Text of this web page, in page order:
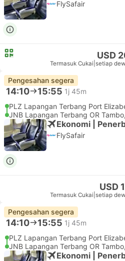
FlySafair
USD
Termasuk Cukai setiap
Pengesahan segera
14:10 15:55 1j 45m
PLZ Lapangan Terbang Port
JNB Lapangan Terbang OR
Ekonomi |
FlySafair
USD
Termasuk Cukai setiap
Pengesahan segera
14:10 15:55 1j 45m
PLZ Lapangan Terbang Port
JNB Lapangan Terbang OR
Ekonomi |